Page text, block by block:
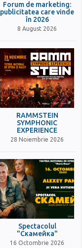
Forum de marketing:
publicitatea care vinde
în 2026
8 August 2026
RAMMSTEIN
SYMPHONIC
EXPERIENCE
28 Noiembrie 2026
Spectacolul
"Скамейка"
16 Octombrie 2026